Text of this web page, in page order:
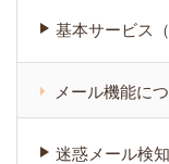
基本サービス
メール機能に
迷惑メール検